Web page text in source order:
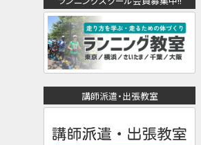
講師派遣・出張教室